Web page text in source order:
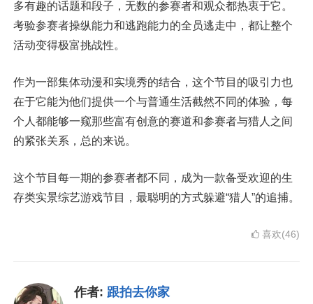
多有趣的话题和段子，无数的参赛者和观众都热衷于它。
考验参赛者操纵能力和逃跑能力的全员逃走中，都让整个
活动变得极富挑战性。
作为一部集体动漫和实境秀的结合，这个节目的吸引力也
在于它能为他们提供一个与普通生活截然不同的体验，每
个人都能够一窥那些富有创意的赛道和参赛者与猎人之间
的紧张关系，总的来说。
这个节目每一期的参赛者都不同，成为一款备受欢迎的生
存类实景综艺游戏节目，最聪明的方式躲避“猎人”的追捕。
喜欢(46)
作者: 跟拍去你家